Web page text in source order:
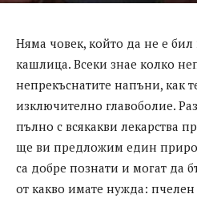
Няма човек, който да не е бил
кашлица. Всеки знае колко
непрекъснатите напъни, как
изключително главоболие.
пълно с всякакви лекарства
ще ви предложим един
са добре познати и могат да
от какво имате нужда: